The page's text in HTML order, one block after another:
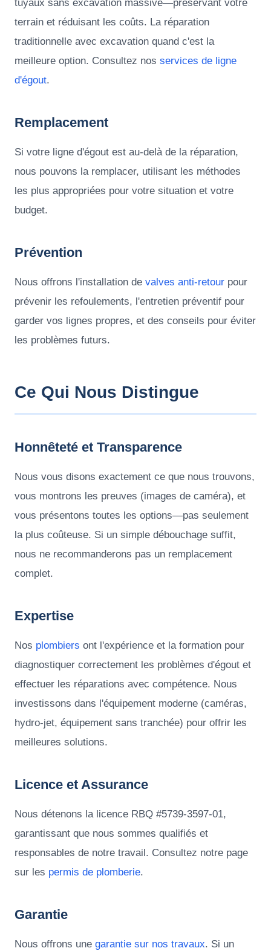
tuyaux sans excavation massive—préservant votre
terrain et réduisant les coûts. La réparation
traditionnelle avec excavation quand c'est la
meilleure option. Consultez nos services de ligne
d'égout.
Remplacement
Si votre ligne d'égout est au-delà de la réparation,
nous pouvons la remplacer, utilisant les méthodes
les plus appropriées pour votre situation et votre
budget.
Prévention
Nous offrons l'installation de valves anti-retour pour
prévenir les refoulements, l'entretien préventif pour
garder vos lignes propres, et des conseils pour éviter
les problèmes futurs.
Ce Qui Nous Distingue
Honnêteté et Transparence
Nous vous disons exactement ce que nous trouvons,
vous montrons les preuves (images de caméra), et
vous présentons toutes les options—pas seulement
la plus coûteuse. Si un simple débouchage suffit,
nous ne recommanderons pas un remplacement
complet.
Expertise
Nos plombiers ont l'expérience et la formation pour
diagnostiquer correctement les problèmes d'égout et
effectuer les réparations avec compétence. Nous
investissons dans l'équipement moderne (caméras,
hydro-jet, équipement sans tranchée) pour offrir les
meilleures solutions.
Licence et Assurance
Nous détenons la licence RBQ #5739-3597-01,
garantissant que nous sommes qualifiés et
responsables de notre travail. Consultez notre page
sur les permis de plomberie.
Garantie
Nous offrons une garantie sur nos travaux. Si un